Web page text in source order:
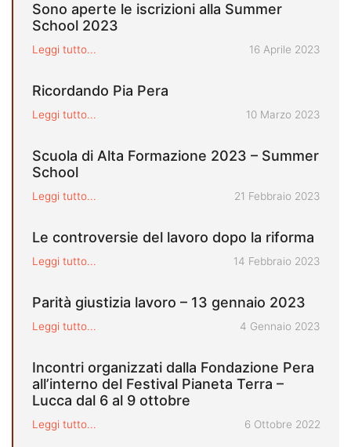
Sono aperte le iscrizioni alla Summer
School 2023
Leggi tutto... Pubblicato il
16 Aprile 2023
Ricordando Pia Pera
Leggi tutto... Pubblicato il
10 Marzo 2023
Scuola di Alta Formazione 2023 – Summer
School
Leggi tutto... Pubblicato il
21 Febbraio 2023
Le controversie del lavoro dopo la riforma
Leggi tutto... Pubblicato il
14 Febbraio 2023
Parità giustizia lavoro – 13 gennaio 2023
Leggi tutto... Pubblicato il
4 Gennaio 2023
Incontri organizzati dalla Fondazione Pera
all’interno del Festival Pianeta Terra –
Lucca dal 6 al 9 ottobre
Leggi tutto... Pubblicato il
6 Ottobre 2022